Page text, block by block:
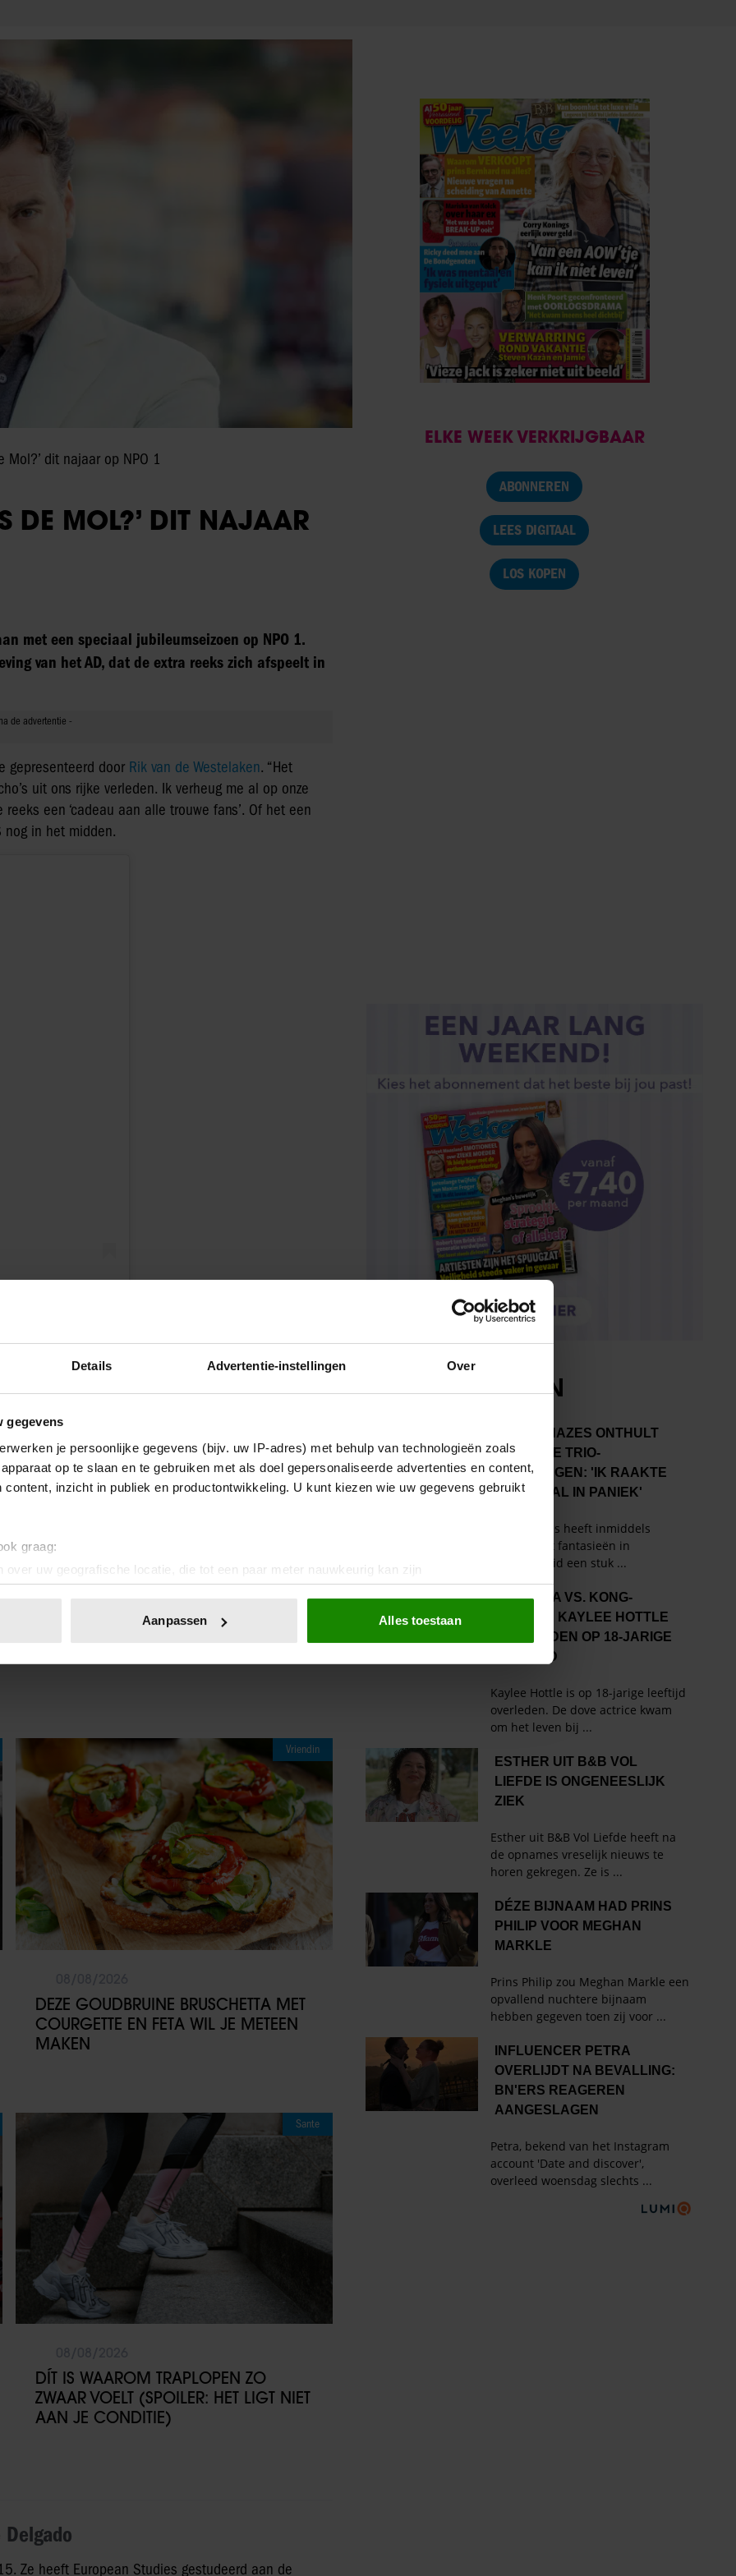
Details Advertentie-instellingen Over
gegevens
je persoonlijke gegevens (bijv. uw IP-adres) met behulp van technologieën zoals
op te slaan en te gebruiken met als doel gepersonaliseerde advertenties en content,
content, inzicht in publiek en productontwikkeling. U kunt kiezen wie uw gegevens gebruikt
graag:
over uw geografische locatie, die tot een paar meter nauwkeurig kan zijn
door het actief te scannen op specifieke eigenschappen (fingerprinting)
of intrekken in de Cookieverklaring.
Ook delen we informatie over uw gebruik van onze site met onze partners voor social
Deze partners kunnen deze gegevens combineren met andere informatie die u aan ze heeft
op basis van uw gebruik van hun services. U gaat akkoord met onze cookies als u
Aanpassen Alles toestaan
Mol?’ dit najaar op NPO 1
DE MOL?’ DIT NAJAAR
met een speciaal jubileumseizoen op NPO 1.
van het AD, dat de extra reeks zich afspeelt in
gepresenteerd door Rik van de Westelaken. “Het
uit ons rijke verleden. Ik verheug me al op onze
een ‘cadeau aan alle trouwe fans’. Of het een
nog in het midden.
WERDEN VERRAST MET
ook al een extra editie gemaakt, die in 2020 met
verscheen er eveneens een extra seizoen,
de hoofdrol speelden.
WIE IS DE MOL?
Vriendin
DEZE GOUDBRUINE BRUSCHETTA MET
COURGETTE EN FETA WIL JE METEEN
MAKEN
Sante
DÍT IS WAAROM TRAPLOPEN ZO
ZWAAR VOELT (SPOILER: HET LIGT NIET
AAN JE CONDITIE)
Delgado
Ze heeft European Studies gestudeerd aan de
ELKE WEEK VERKRIJGBAAR
ABONNEREN
LEES DIGITAAL
LOS KOPEN
HET LAATSTE SHOWBIZZ
NIEUWS IN JE INBOX?
Met de Showbuzz-nieuwsbrief krijg je twee keer per
week alle buzz over de showbizz en de royals in je
mailbox.